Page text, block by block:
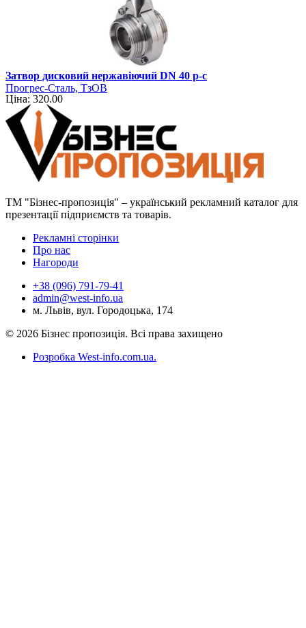
Затвор дисковий нержавіючий DN 40 р-с
Прогрес-Сталь, ТзОВ
Ціна: 320.00
ТМ "Бізнес-пропозиція" – український рекламний каталог для
презентації підприємств та товарів.
Рекламні сторінки
Про нас
Нагороди
+38 (096) 791-79-41
admin@west-info.ua
м. Львів, вул. Городоцька, 174
© 2026 Бізнес пропозиція. Всі права захищено
Розробка West-info.com.ua.